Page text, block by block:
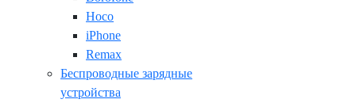
Hoco
iPhone
Remax
Беспроводные зарядные
устройства